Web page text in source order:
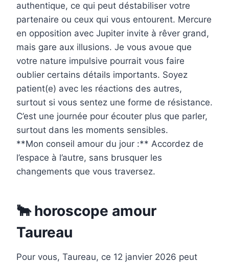
authentique, ce qui peut déstabiliser votre
partenaire ou ceux qui vous entourent. Mercure
en opposition avec Jupiter invite à rêver grand,
mais gare aux illusions. Je vous avoue que
votre nature impulsive pourrait vous faire
oublier certains détails importants. Soyez
patient(e) avec les réactions des autres,
surtout si vous sentez une forme de résistance.
C’est une journée pour écouter plus que parler,
surtout dans les moments sensibles.
**Mon conseil amour du jour :** Accordez de
l’espace à l’autre, sans brusquer les
changements que vous traversez.
🐂 horoscope amour
Taureau
Pour vous, Taureau, ce 12 janvier 2026 peut